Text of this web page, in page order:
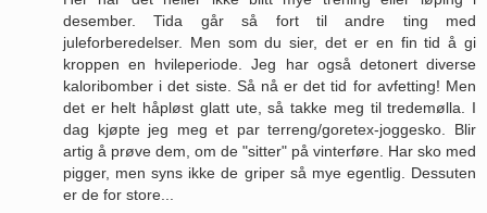
desember. Tida går så fort til andre ting med
juleforberedelser. Men som du sier, det er en fin tid å gi
kroppen en hvileperiode. Jeg har også detonert diverse
kaloribomber i det siste. Så nå er det tid for avfetting! Men
det er helt håpløst glatt ute, så takke meg til tredemølla. I
dag kjøpte jeg meg et par terreng/goretex-joggesko. Blir
artig å prøve dem, om de "sitter" på vinterføre. Har sko med
pigger, men syns ikke de griper så mye egentlig. Dessuten
er de for store...